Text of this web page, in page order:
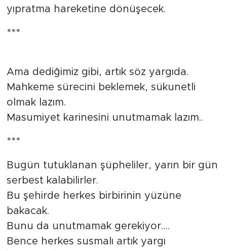
yıpratma hareketine dönüşecek.
***
Ama dediğimiz gibi, artık söz yargıda.
Mahkeme sürecini beklemek, sükunetli
olmak lazım.
Masumiyet karinesini unutmamak lazım..
***
Bugün tutuklanan şüpheliler, yarın bir gün
serbest kalabilirler.
Bu şehirde herkes birbirinin yüzüne
bakacak.
Bunu da unutmamak gerekiyor….
Bence herkes susmalı artık yargı